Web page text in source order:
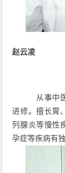
赵云凌
从事中
进修。擅长胃
列腺炎等慢性
孕症等疾病有